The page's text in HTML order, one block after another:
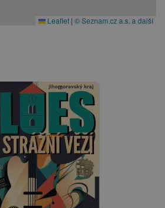
Leaflet | © Seznam.cz a.s. a další